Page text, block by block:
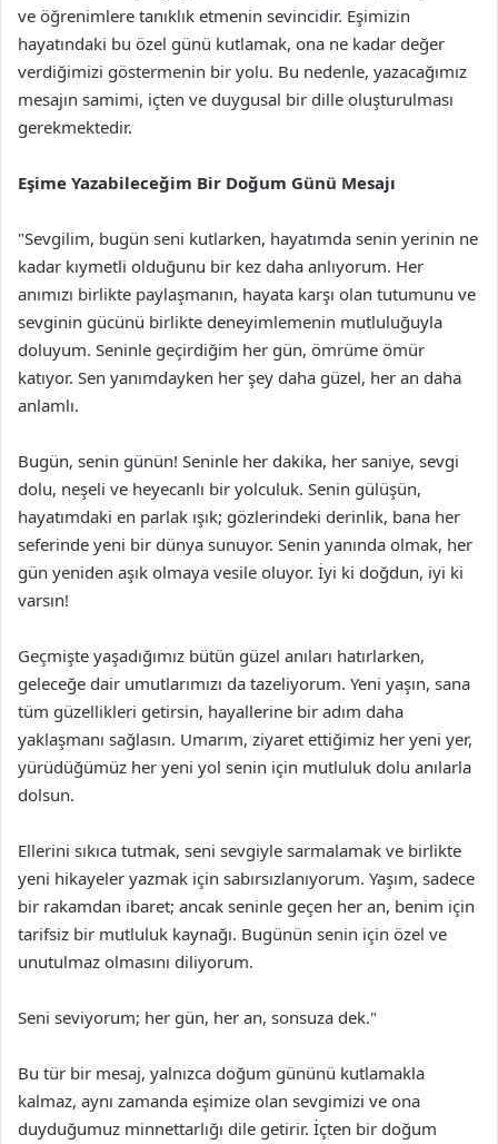
ve öğrenimlere tanıklık etmenin sevincidir. Eşimizin
hayatındaki bu özel günü kutlamak, ona ne kadar değer
verdiğimizi göstermenin bir yolu. Bu nedenle, yazacağımız
mesajın samimi, içten ve duygusal bir dille oluşturulması
gerekmektedir.
Eşime Yazabileceğim Bir Doğum Günü Mesajı
"Sevgilim, bugün seni kutlarken, hayatımda senin yerinin ne
kadar kıymetli olduğunu bir kez daha anlıyorum. Her
anımızı birlikte paylaşmanın, hayata karşı olan tutumunu ve
sevginin gücünü birlikte deneyimlemenin mutluluğuyla
doluyum. Seninle geçirdiğim her gün, ömrüme ömür
katıyor. Sen yanımdayken her şey daha güzel, her an daha
anlamlı.
Bugün, senin günün! Seninle her dakika, her saniye, sevgi
dolu, neşeli ve heyecanlı bir yolculuk. Senin gülüşün,
hayatımdaki en parlak ışık; gözlerindeki derinlik, bana her
seferinde yeni bir dünya sunuyor. Senin yanında olmak, her
gün yeniden aşık olmaya vesile oluyor. İyi ki doğdun, iyi ki
varsın!
Geçmişte yaşadığımız bütün güzel anıları hatırlarken,
geleceğe dair umutlarımızı da tazeliyorum. Yeni yaşın, sana
tüm güzellikleri getirsin, hayallerine bir adım daha
yaklaşmanı sağlasın. Umarım, ziyaret ettiğimiz her yeni yer,
yürüdüğümüz her yeni yol senin için mutluluk dolu anılarla
dolsun.
Ellerini sıkıca tutmak, seni sevgiyle sarmalamak ve birlikte
yeni hikayeler yazmak için sabırsızlanıyorum. Yaşım, sadece
bir rakamdan ibaret; ancak seninle geçen her an, benim için
tarifsiz bir mutluluk kaynağı. Bugünün senin için özel ve
unutulmaz olmasını diliyorum.
Seni seviyorum; her gün, her an, sonsuza dek."
Bu tür bir mesaj, yalnızca doğum gününü kutlamakla
kalmaz, aynı zamanda eşimize olan sevgimizi ve ona
duyduğumuz minnettarlığı dile getirir. İçten bir doğum